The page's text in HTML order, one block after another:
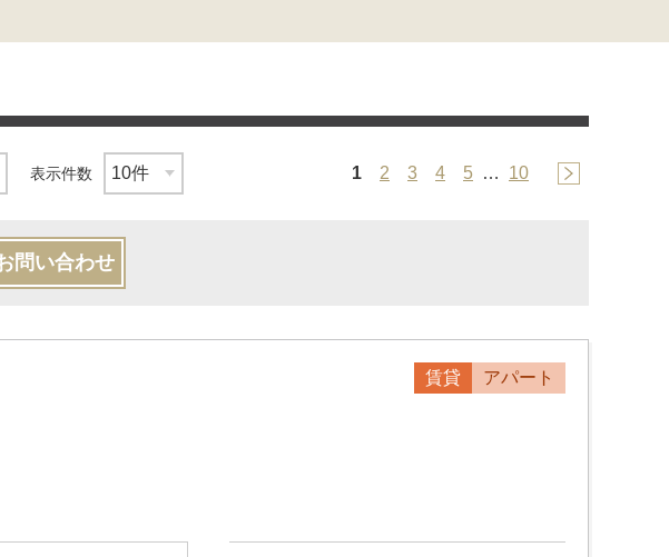
表示件数 1 2 3 4 5 … 10
問い合わせ
賃貸 アパート